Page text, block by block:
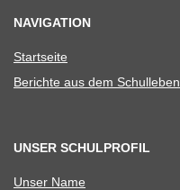
NAVIGATION
Start­seite
Berichte aus dem Schulleben
UNSER SCHULPROFIL
Unser Name